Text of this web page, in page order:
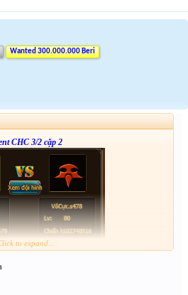
Wanted 300.000.000 Beri
CHC 3/2 cặp 2
to expand...